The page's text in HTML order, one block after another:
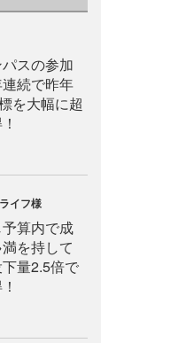
スの参加
続で昨年
を大幅に超
イフ様
算内で成
を持して
量2.5倍で